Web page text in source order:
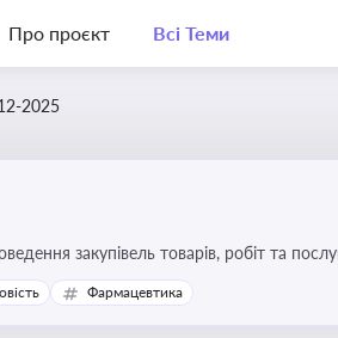
Про проєкт Всі Теми
2025
закупівель товарів, робіт та
Фармацевтика